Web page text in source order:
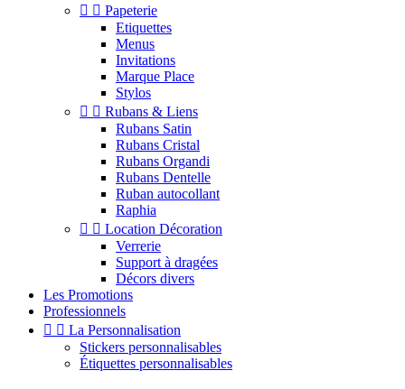
  Papeterie
Etiquettes
Menus
Invitations
Marque Place
Stylos
  Rubans & Liens
Rubans Satin
Rubans Cristal
Rubans Organdi
Rubans Dentelle
Ruban autocollant
Raphia
  Location Décoration
Verrerie
Support à dragées
Décors divers
Les Promotions
Professionnels
  La Personnalisation
Stickers personnalisables
Étiquettes personnalisables